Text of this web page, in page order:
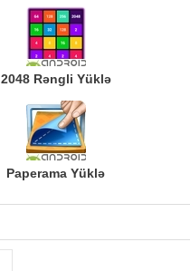
2048 Rəngli Yüklə
Paperama Yüklə